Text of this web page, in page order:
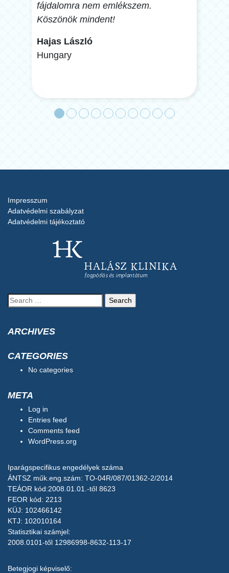
fájdalomra nem emlékszem.
Köszönök mindent!
Hajas László
Hungary
Impresszum
Adatvédelmi szabályzat
Adatvédelmi tájékoztató
Search
for:
ARCHIVES
CATEGORIES
No categories
META
Log in
Entries feed
Comments feed
WordPress.org
Iparágspecifikus engedélyek száma
ÁNTSZ műk.eng.szám: TO-04R/087/01362-2/2014
TEÁOR kód:2008.01.01.-től 8623
FEOR kód: 2213
KÜJ: 102466142
KTJ: 102010164
Statisztikai számjel:
2008.0101-től 12986998-8632-113-17
Betegjogi képviselő: